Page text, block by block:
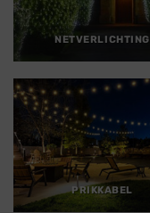
NETVERLICHTING
PRIKKABEL